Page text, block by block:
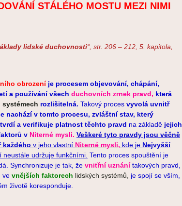
STÁLÉHO MOSTU MEZI NIMI
lidské duchovnosti“, str. 206 – 212, 5. kapitola,
obrození je procesem objevování, chápání,
a používání všech duchovních zrnek pravd, která
rozlišitelná. Takový proces vyvolá uvnitř
nachází v tomto procesu, zvláštní stav, který
a verifikuje platnost těchto pravd na základě jejich
v Niterné mysli. Veškeré tyto pravdy jsou věčně
každého v jeho vlastní Niterné mysli, kde je Nejvyšší
udržuje funkčními. Tento proces spouštění je
Synchronizuje je tak, že vnitřní uznánítakových pravd,
ve vnějších faktorech lidských systémů, je spojí se vším,
životě koresponduje.